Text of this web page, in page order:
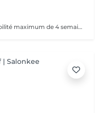
Pose capsules américaines, durabilité maximum de 4 semaines.